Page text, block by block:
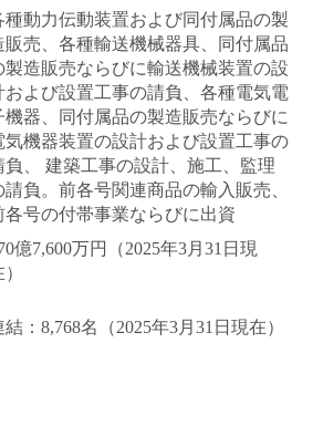
種動力伝動装置および同付属品の製
販売、各種輸送機械器具、同付属品
製造販売ならびに輸送機械装置の設
および設置工事の請負、各種電気電
機器、同付属品の製造販売ならびに
気機器装置の設計および設置工事の
負、 建築工事の設計、施工、監理
請負。前各号関連商品の輸入販売、
各号の付帯事業ならびに出資
億7,600万円（2025年3月31日現
結：8,768名（2025年3月31日現在）